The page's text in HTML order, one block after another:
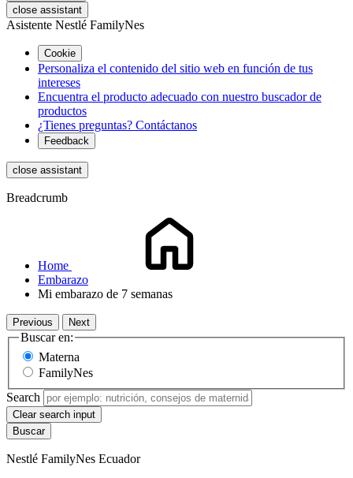
close assistant
Asistente Nestlé FamilyNes
Cookie
Personaliza el contenido del sitio web en función de tus
intereses
Encuentra el producto adecuado con nuestro buscador de
productos
¿Tienes preguntas? Contáctanos
Feedback
close assistant
Breadcrumb
Home
Embarazo
Mi embarazo de 7 semanas
Previous Next
Buscar en:
Materna
FamilyNes
Search
Clear search input
Nestlé FamilyNes Ecuador